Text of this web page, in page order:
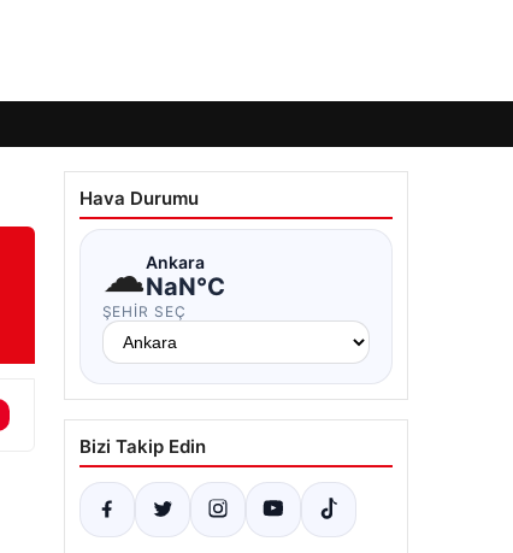
Hava Durumu
☁Ankara
NaN°C
ŞEHIR SEÇ
Bizi Takip Edin